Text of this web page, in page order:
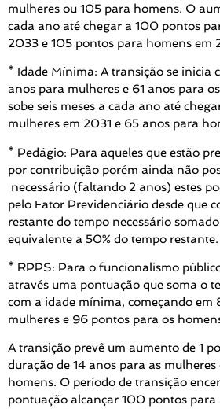
mulheres ou 105 para homens. O
cada ano até chegar a 100 pontos
2033 e 105 pontos para homens em
* Idade Mínima: A transição se inicia
anos para mulheres e 61 anos para
sobe seis meses a cada ano até
mulheres em 2031 e 65 anos para
* Pedágio: Para aqueles que estão
por contribuição porém ainda não
necessário (faltando 2 anos) estes
pelo Fator Previdenciário desde que
restante do tempo necessário
equivalente a 50% do tempo restante.
* RPPS: Para o funcionalismo
através uma pontuação que soma o
com a idade mínima, começando em
mulheres e 96 pontos para os
A transição prevê um aumento de 1
duração de 14 anos para as
homens. O período de transição
pontuação alcançar 100 pontos para